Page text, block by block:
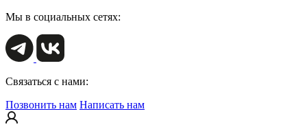
Мы в социальных сетях:
Связаться с нами:
Позвонить нам Написать нам